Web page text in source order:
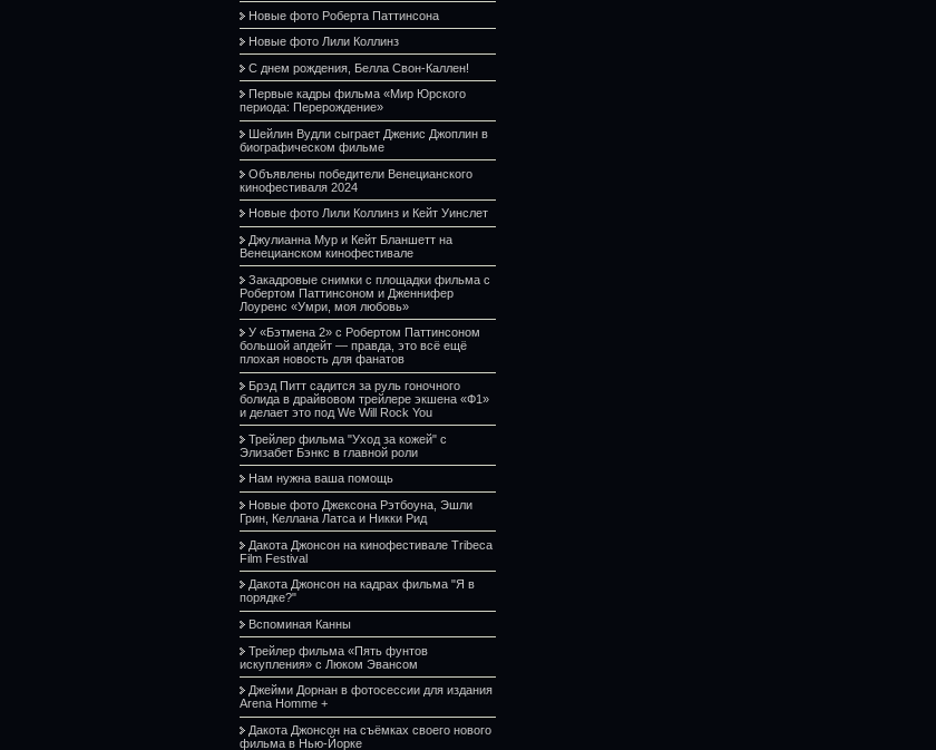
Новые фото Роберта Паттинсона
Новые фото Лили Коллинз
С днем рождения, Белла Свон-Каллен!
Первые кадры фильма «Мир Юрского
периода: Перерождение»
Шейлин Вудли сыграет Дженис Джоплин в
биографическом фильме
Объявлены победители Венецианского
кинофестиваля 2024
Новые фото Лили Коллинз и Кейт Уинслет
Джулианна Мур и Кейт Бланшетт на
Венецианском кинофестивале
Закадровые снимки с площадки фильма с
Робертом Паттинсоном и Дженнифер
Лоуренс «Умри, моя любовь»
У «Бэтмена 2» с Робертом Паттинсоном
большой апдейт — правда, это всё ещё
плохая новость для фанатов
Брэд Питт садится за руль гоночного
болида в драйвовом трейлере экшена «Ф1»
и делает это под We Will Rock You
Трейлер фильма "Уход за кожей" с
Элизабет Бэнкс в главной роли
Нам нужна ваша помощь
Новые фото Джексона Рэтбоуна, Эшли
Грин, Келлана Латса и Никки Рид
Дакота Джонсон на кинофестивале Tribeca
Film Festival
Дакота Джонсон на кадрах фильма "Я в
порядке?"
Вспоминая Канны
Трейлер фильма «Пять фунтов
искупления» с Люком Эвансом
Джейми Дорнан в фотосессии для издания
Arena Homme +
Дакота Джонсон на съёмках своего нового
фильма в Нью-Йорке